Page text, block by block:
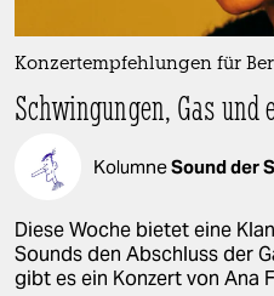
Konzertempfehlungen für
Schwingungen, Gas
KolumneSound der
Diese Woche bietet eine
Sounds den Abschluss der
gibt es ein Konzert von Ana